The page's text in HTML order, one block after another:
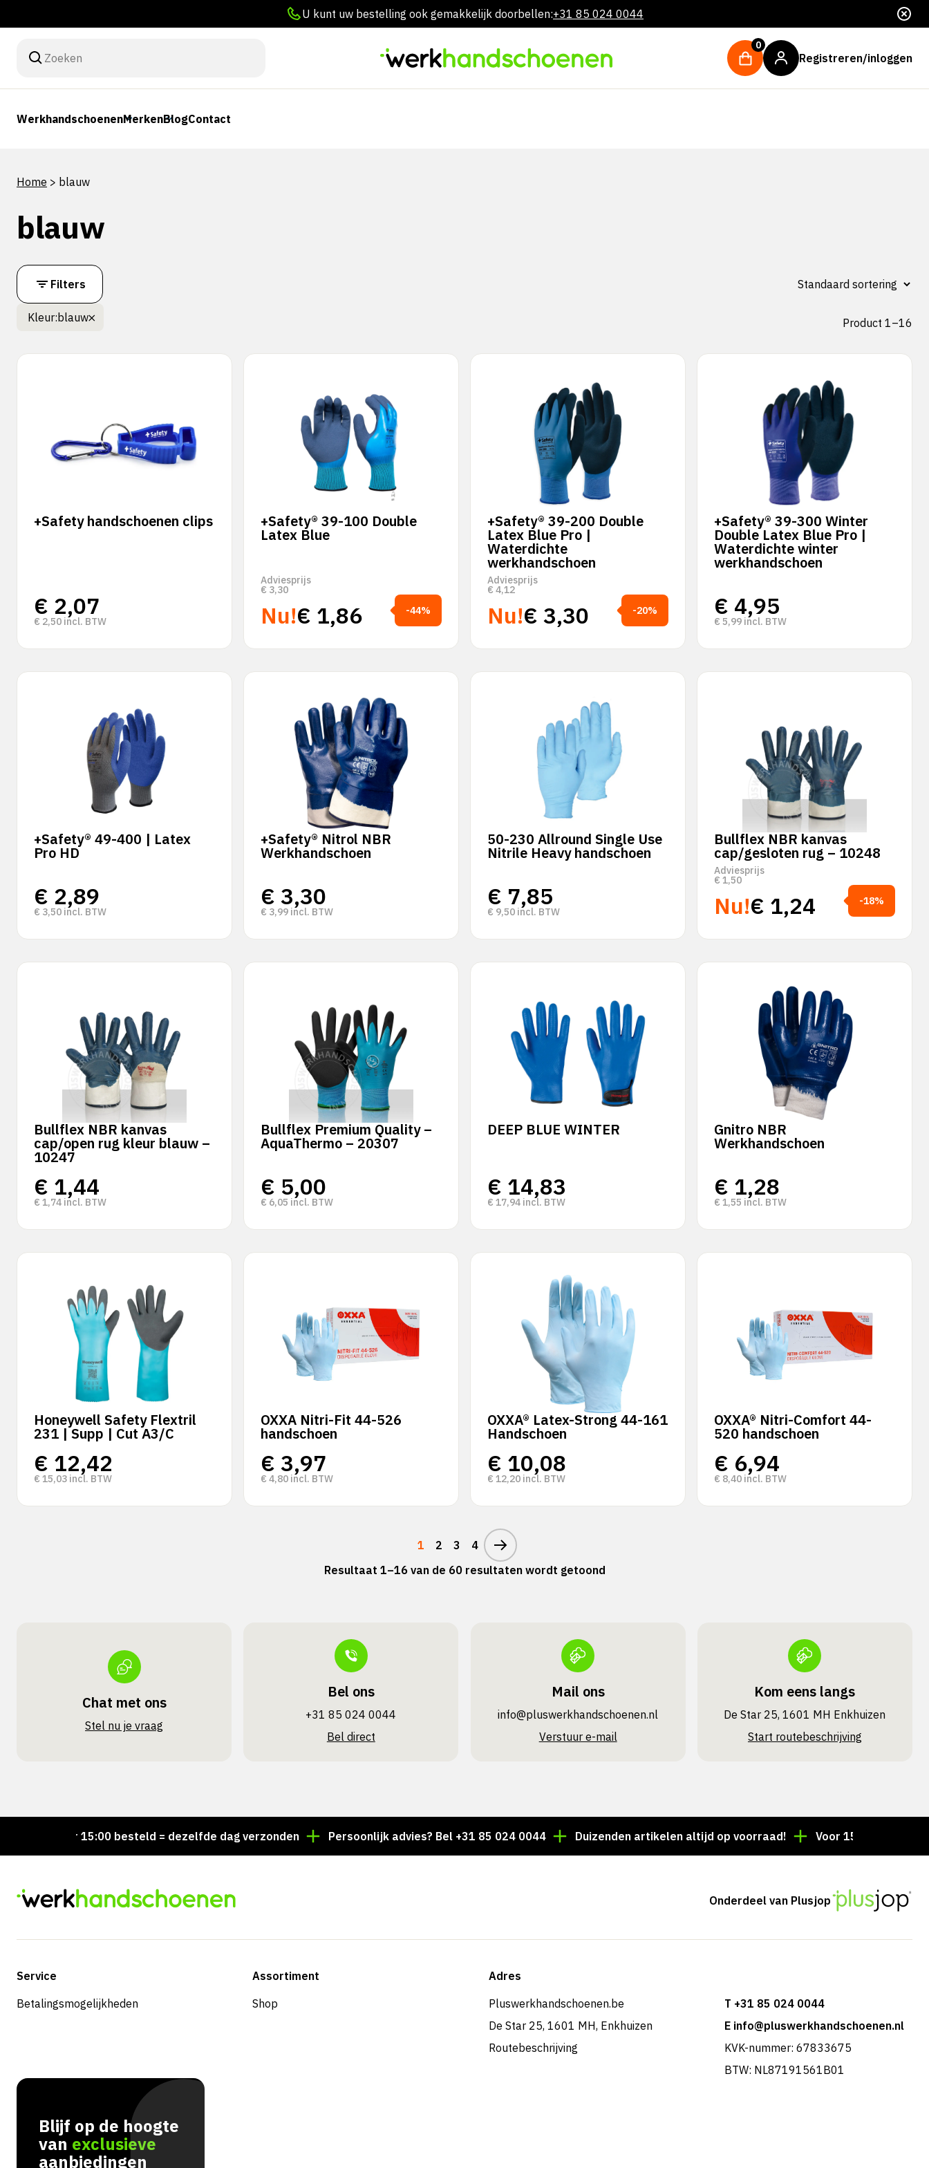
U kunt uw bestelling ook gemakkelijk doorbellen:+31 85 024 0044
0
Registreren/inloggen
WerkhandschoenenMerkenBlogContact
Home > blauw
blauw
Filters
Kleur: blauw Product 1–16
+Safety handschoenen clips
€ 2,07
€ 2,50 incl. BTW
+Safety® 39-100 Double
Latex Blue
Adviesprijs
€ 3,30
Nu!€ 1,86 -44%
+Safety® 39-200 Double
Latex Blue Pro |
Waterdichte
werkhandschoen
Adviesprijs
€ 4,12
Nu!€ 3,30 -20%
+Safety® 39-300 Winter
Double Latex Blue Pro |
Waterdichte winter
werkhandschoen
€ 4,95
€ 5,99 incl. BTW
+Safety® 49-400 | Latex
Pro HD
€ 2,89
€ 3,50 incl. BTW
+Safety® Nitrol NBR
Werkhandschoen
€ 3,30
€ 3,99 incl. BTW
50-230 Allround Single Use
Nitrile Heavy handschoen
€ 7,85
€ 9,50 incl. BTW
Bullflex NBR kanvas
cap/gesloten rug – 10248
Adviesprijs
€ 1,50
Nu!€ 1,24 -18%
Bullflex NBR kanvas
cap/open rug kleur blauw –
10247
€ 1,44
€ 1,74 incl. BTW
Bullflex Premium Quality –
AquaThermo – 20307
€ 5,00
€ 6,05 incl. BTW
DEEP BLUE WINTER
€ 14,83
€ 17,94 incl. BTW
Gnitro NBR
Werkhandschoen
€ 1,28
€ 1,55 incl. BTW
Honeywell Safety Flextril
231 | Supp | Cut A3/C
€ 12,42
€ 15,03 incl. BTW
OXXA Nitri-Fit 44-526
handschoen
€ 3,97
€ 4,80 incl. BTW
OXXA® Latex-Strong 44-161
Handschoen
€ 10,08
€ 12,20 incl. BTW
OXXA® Nitri-Comfort 44-
520 handschoen
€ 6,94
€ 8,40 incl. BTW
1 2 3
4
Resultaat 1–16 van de 60 resultaten wordt getoond
Chat met ons
Stel nu je vraag
Bel ons
+31 85 024 0044
Bel direct
Mail ons
info@pluswerk­handschoenen.nl
Verstuur e-mail
Kom eens langs
De Star 25, 1601 MH Enkhuizen
Start routebeschrijving
Voor 15:00 besteld = dezelfde dag verzonden Persoonlijk advies? Bel +31 85 024 0044 Duizenden artikelen altijd op voorraad! Voor 15:00 besteld =
Onderdeel van Plusjop
Service
Betalingsmogelijkheden
Assortiment
Shop
Adres
Pluswerkhandschoenen.be
De Star 25, 1601 MH, Enkhuizen
Routebeschrijving
T +31 85 024 0044
E info@pluswerkhandschoenen.nl
KVK-nummer: 67833675
BTW: NL87191561B01
Blijf op de hoogte
van exclusieve
aanbiedingen